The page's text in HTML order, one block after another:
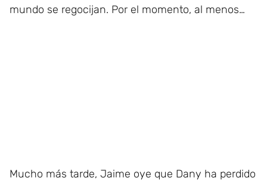
mundo se regocijan. Por el momento, al menos…
Mucho más tarde, Jaime oye que Dany ha perdido